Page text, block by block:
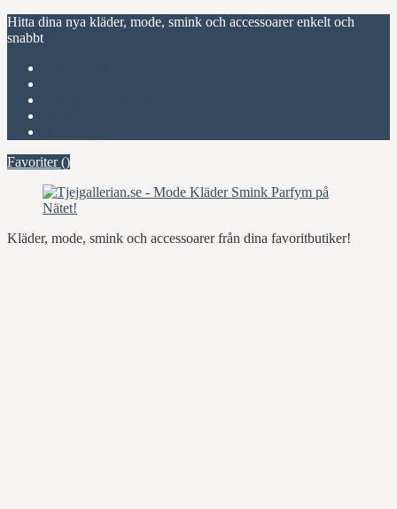
Hitta dina nya kläder, mode, smink och accessoarer enkelt och
snabbt
Favoriter ()
Kläder, mode, smink och accessoarer från dina favoritbutiker!